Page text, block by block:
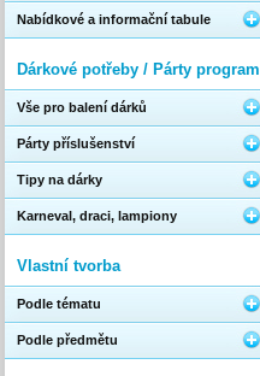
Nabídkové a informační tabule
Dárkové potřeby / Párty program
Vše pro balení dárků
Párty příslušenství
Tipy na dárky
Karneval, draci, lampiony
Vlastní tvorba
Podle tématu
Podle předmětu